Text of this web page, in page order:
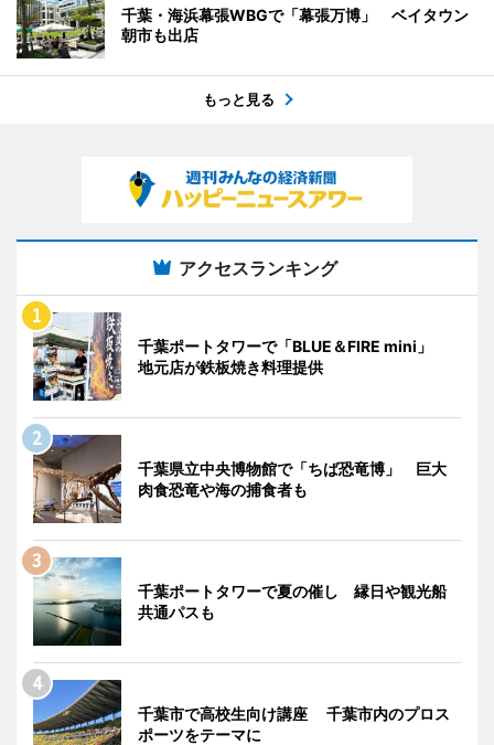
千葉・海浜幕張WBGで「幕張万博」 ベイタウン
朝市も出店
もっと見る
アクセスランキング
千葉ポートタワーで「BLUE＆FIRE mini」
地元店が鉄板焼き料理提供
千葉県立中央博物館で「ちば恐竜博」 巨大
肉食恐竜や海の捕食者も
千葉ポートタワーで夏の催し 縁日や観光船
共通パスも
千葉市で高校生向け講座 千葉市内のプロス
ポーツをテーマに